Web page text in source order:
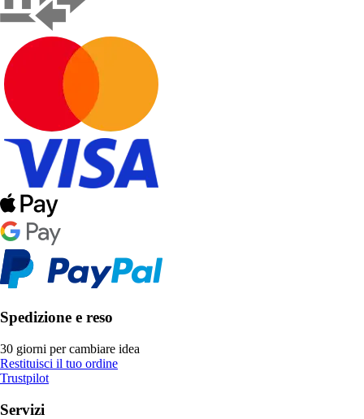
Spedizione e reso
30 giorni per cambiare idea
Restituisci il tuo ordine
Trustpilot
Servizi